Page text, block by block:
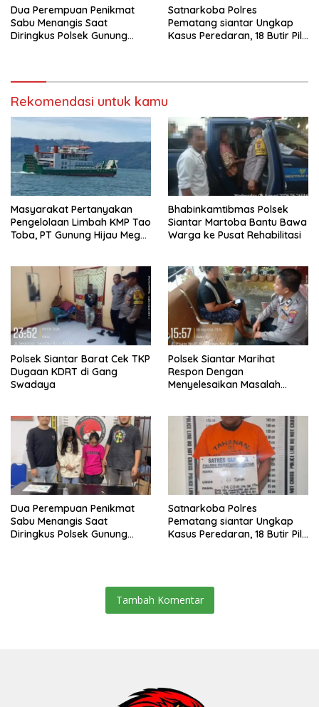
Dua Perempuan Penikmat
Sabu Menangis Saat
Diringkus Polsek Gunung
Satnarkoba Polres
Pematang siantar Ungkap
Kasus Peredaran, 18 Butir Pil
Rekomendasi untuk kamu
Masyarakat Pertanyakan
Pengelolaan Limbah KMP Tao
Toba, PT Gunung Hijau Mega
Bhabinkamtibmas Polsek
Siantar Martoba Bantu Bawa
Warga ke Pusat Rehabilitasi
Polsek Siantar Barat Cek TKP
Dugaan KDRT di Gang
Swadaya
Polsek Siantar Marihat
Respon Dengan
Menyelesaikan Masalah
Dua Perempuan Penikmat
Sabu Menangis Saat
Diringkus Polsek Gunung
Satnarkoba Polres
Pematang siantar Ungkap
Kasus Peredaran, 18 Butir Pil
Tambah Komentar